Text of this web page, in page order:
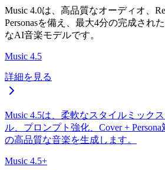
Music 4.0は、高品質なオーディオ、
Personasを備え、最大4分の完成され
なAI音楽モデルです。
Music 4.5
詳細を見る
Music 4.5は、柔軟なスタイルミック
ル、プロンプト強化、Cover +
の高品質な音楽を生成します。
Music 4.5+